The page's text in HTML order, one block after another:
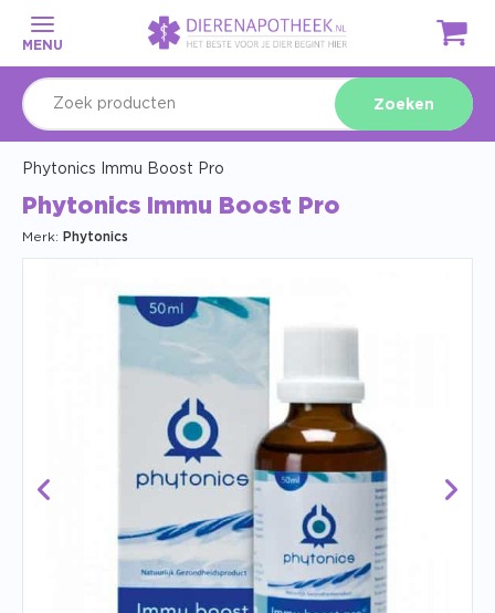
MENU
Zoeken
Phytonics Immu Boost Pro
Phytonics Immu Boost Pro
Merk: Phytonics